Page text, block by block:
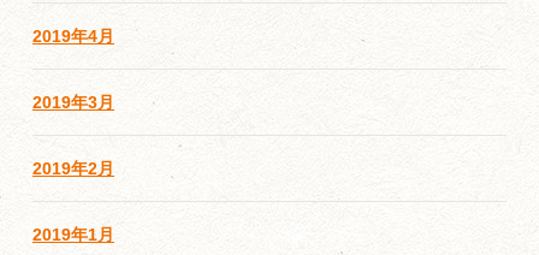
2019年4月
2019年3月
2019年2月
2019年1月